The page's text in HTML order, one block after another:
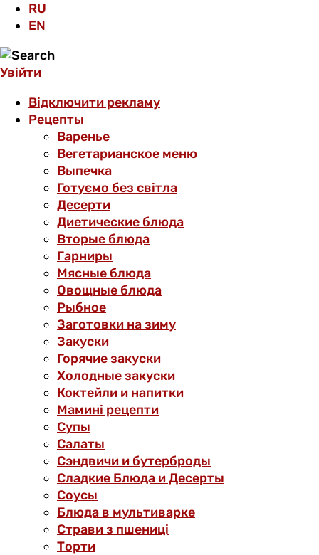
RU
EN
Увійти
Відключити рекламу
Рецепты
Варенье
Вегетарианское меню
Выпечка
Готуємо без світла
Десерти
Диетические блюда
Вторые блюда
Гарниры
Мясные блюда
Овощные блюда
Рыбное
Заготовки на зиму
Закуски
Горячие закуски
Холодные закуски
Коктейли и напитки
Мамині рецепти
Супы
Салаты
Сэндвичи и бутерброды
Сладкие Блюда и Десерты
Соусы
Блюда в мультиварке
Страви з пшениці
Торти